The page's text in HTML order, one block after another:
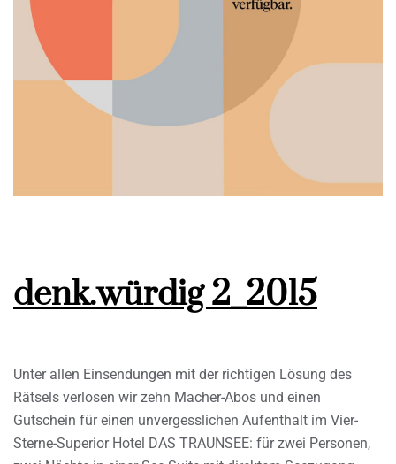
denk.würdig 2_2015
Unter allen Einsendungen mit der richtigen Lösung des
Rätsels verlosen wir zehn Macher-Abos und einen
Gutschein für einen unvergesslichen Aufenthalt im Vier-
Sterne-Superior Hotel DAS TRAUNSEE: für zwei Personen,